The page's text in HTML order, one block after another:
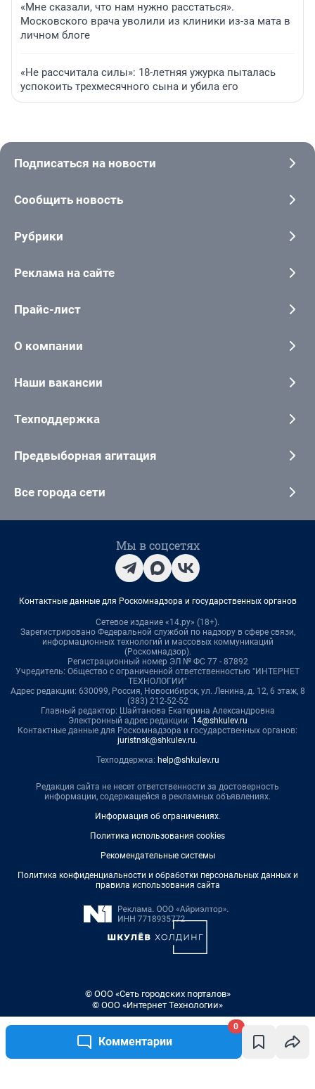
Комментарии
0
«Мне сказали, что нам нужно расстаться».
Московского врача уволили из клиники из-за мата в
личном блоге
«Не рассчитала силы»: 18-летняя ужурка пыталась
успокоить трехмесячного сына и убила его
Подписаться на новости
Сообщить новость
Рубрики
Реклама на сайте
Прайс-лист
О компании
Наши вакансии
Техподдержка
Предвыборная агитация
Все города сети
Мы в соцсетях
Контактные данные для Роскомнадзора и государственных органов
Сетевое издание «14.ру» (18+).
Зарегистрировано Федеральной службой по надзору в сфере связи,
информационных технологий и массовых коммуникаций
(Роскомнадзор).
Регистрационный номер ЭЛ № ФС 77 - 87892
Учредитель: Общество с ограниченной ответственностью "ИНТЕРНЕТ
ТЕХНОЛОГИИ"
Адрес редакции: 630099, Россия, Новосибирск, ул. Ленина, д. 12, 6 этаж, 8
(383) 212-52-52
Главный редактор: Шайтанова Екатерина Александровна
Электронный адрес редакции: 14@shkulev.ru
Контактные данные для Роскомнадзора и государственных органов:
juristnsk@shkulev.ru.
Техподдержка: help@shkulev.ru
Редакция сайта не несет ответственности за достоверность
информации, содержащейся в рекламных объявлениях.
Информация об ограничениях.
Политика использования cookies
Рекомендательные системы
Политика конфиденциальности и обработки персональных данных и
правила использования сайта
© ООО «Сеть городских порталов»
© ООО «Интернет Технологии»